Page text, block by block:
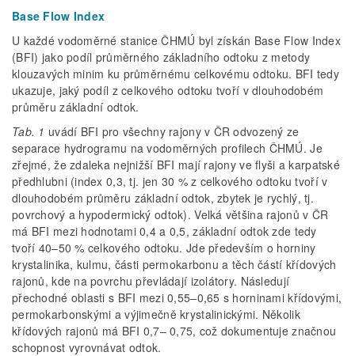
Base Flow Index
U každé vodoměrné stanice ČHMÚ byl získán Base Flow Index
(BFI) jako podíl průměrného základního odtoku z metody
klouzavých minim ku průměrnému celkovému odtoku. BFI tedy
ukazuje, jaký podíl z celkového odtoku tvoří v dlouhodobém
průměru základní odtok.
Tab. 1 uvádí BFI pro všechny rajony v ČR odvozený ze
separace hydrogramu na vodoměrných profilech ČHMÚ. Je
zřejmé, že zdaleka nejnižší BFI mají rajony ve flyši a karpatské
předhlubni (index 0,3, tj. jen 30 % z celkového odtoku tvoří v
dlouhodobém průměru základní odtok, zbytek je rychlý, tj.
povrchový a hypodermický odtok). Velká většina rajonů v ČR
má BFI mezi hodnotami 0,4 a 0,5, základní odtok zde tedy
tvoří 40–50 % celkového odtoku. Jde především o horniny
krystalinika, kulmu, části permokarbonu a těch částí křídových
rajonů, kde na povrchu převládají izolátory. Následují
přechodné oblasti s BFI mezi 0,55–0,65 s horninami křídovými,
permokarbonskými a výjimečně krystalinickými. Několik
křídových rajonů má BFI 0,7– 0,75, což dokumentuje značnou
schopnost vyrovnávat odtok.